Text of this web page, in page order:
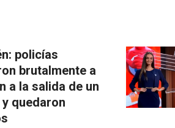
policías
brutalmente a
a la salida de un
quedaron